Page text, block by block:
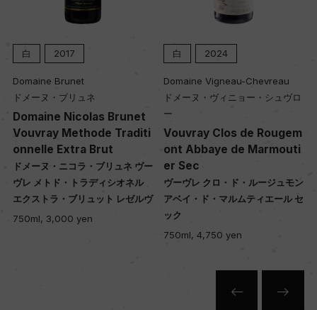
白 2017
Domaine Brunet
ドメーヌ・ブリュネ
Domaine Nicolas Brunet
Vouvray Methode Traditi
onnelle Extra Brut
ドメーヌ・ニコラ・ブリュネ ヴー
ヴレ メトド・トラディシオネル
エクストラ・ブリュット レゼルヴ
750ml, 3,000 yen
白 2024
Domaine Vigneau-Chevreau
ドメーヌ・ヴィニョー・シュヴロ
ー
Vouvray Clos de Rougem
ont Abbaye de Marmouti
er Sec
ヴーヴレ クロ・ド・ルージュモン
アベイ・ド・マルムティエール セ
ック
750ml, 4,750 yen